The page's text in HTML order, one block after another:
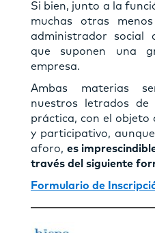
Si bien, junto a la
muchas otras
administrador social
que suponen una
empresa.
Ambas materias
nuestros letrados
práctica, con el objeto
y participativo,
aforo, es
través del siguiente
Formulario de